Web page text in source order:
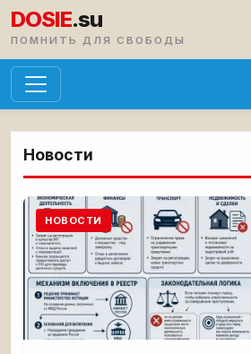
DOSIE.su
ПОМНИТЬ ДЛЯ СВОБОДЫ
Новости
НОВОСТИ